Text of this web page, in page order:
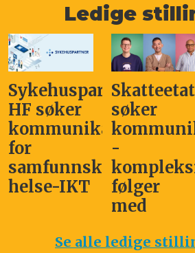
Ledige
Sykehuspartner
HF søker
kommunikasjonssjef
for
samfunnskritisk
helse-IKT
søker
-
følger
med
Se alle ledige